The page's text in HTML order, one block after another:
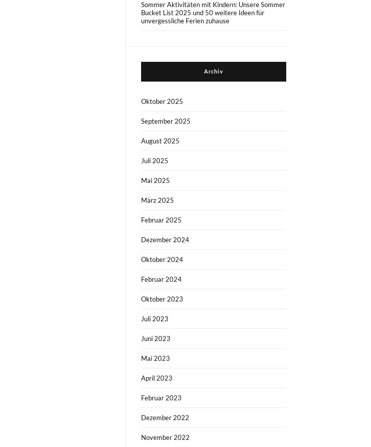
Sommer Aktivitäten mit Kindern: Unsere Sommer
Bucket List 2025 und 50 weitere Ideen für
unvergessliche Ferien zuhause
Archiv
Oktober 2025
September 2025
August 2025
Juli 2025
Mai 2025
März 2025
Februar 2025
Dezember 2024
Oktober 2024
Februar 2024
Oktober 2023
Juli 2023
Juni 2023
Mai 2023
April 2023
Februar 2023
Dezember 2022
November 2022